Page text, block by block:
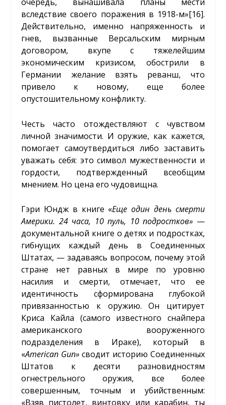
вследствие своего поражения в 1918-м»[16].
Действительно, именно напряженность и
гнев, вызванные Версальским мирным
договором, вкупе с тяжелейшим
экономическим кризисом, обострили в
Германии желание взять реванш, что
привело к новому, еще более
опустошительному конфликту.
Честь часто отождествляют с чувством
личной значимости. И оружие, как кажется,
помогает самоутвердиться либо заставить
уважать себя: это символ мужественности и
гордости, подтвержденный всеобщим
мнением. Но цена его чудовищна.
Гэри Юндж в книге «Еще один день смерти
Америки. 24 часа, 10 пуль, 10 подростков» —
документальной книге о детях и подростках,
гибнущих каждый день в Соединенных
Штатах, — задаваясь вопросом, почему этой
стране нет равных в мире по уровню
насилия и смерти, отмечает, что ее
идентичность сформирована глубокой
привязанностью к оружию. Он цитирует
Криса Кайла (самого известного снайпера
американского вооруженного
подразделения в Ираке), который в
«American Gun» сводит историю Соединенных
Штатов к десяти разновидностям
огнестрельного оружия, все более
совершенным, точным и убийственным:
«Взяв пистолет, винтовку или карабин, ты